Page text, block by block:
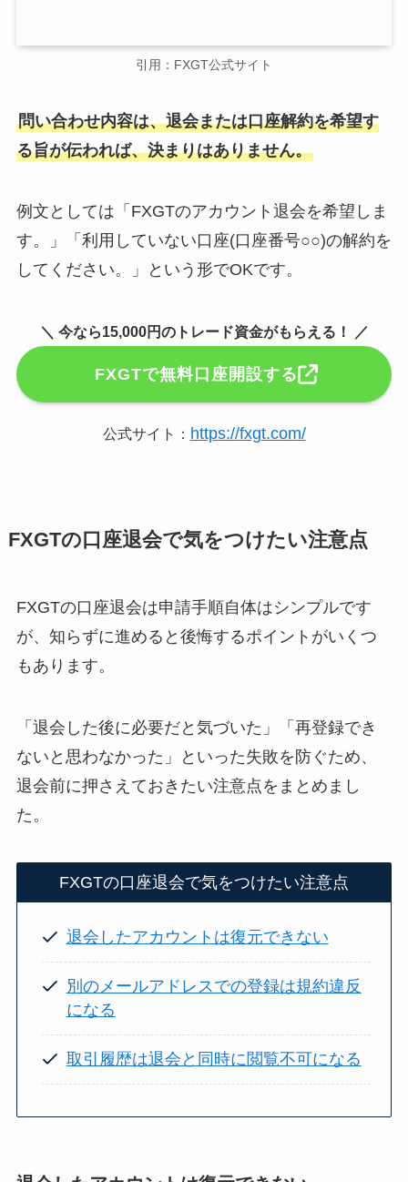
引用：FXGT公式サイト
問い合わせ内容は、退会または口座解約を希望す
る旨が伝われば、決まりはありません。
例文としては「FXGTのアカウント退会を希望しま
す。」「利用していない口座(口座番号○○)の解約を
してください。」という形でOKです。
＼ 今なら15,000円のトレード資金がもらえる！ ／
FXGTで無料口座開設する
公式サイト： https://fxgt.com/
FXGTの口座退会で気をつけたい注意点
FXGTの口座退会は申請手順自体はシンプルです
が、知らずに進めると後悔するポイントがいくつ
もあります。
「退会した後に必要だと気づいた」「再登録でき
ないと思わなかった」といった失敗を防ぐため、
退会前に押さえておきたい注意点をまとめまし
た。
FXGTの口座退会で気をつけたい注意点
退会したアカウントは復元できない
別のメールアドレスでの登録は規約違反
になる
取引履歴は退会と同時に閲覧不可になる